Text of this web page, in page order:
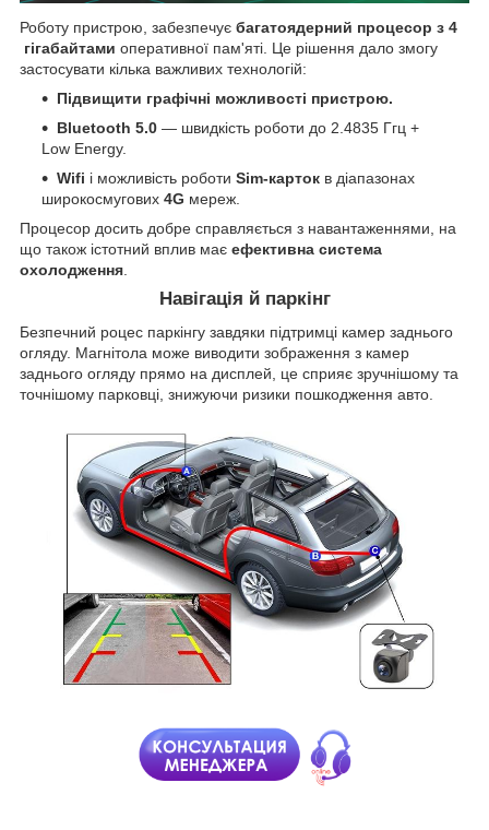
Роботу пристрою, забезпечує багатоядерний процесор з 4
гігабайтами оперативної пам'яті. Це рішення дало змогу
застосувати кілька важливих технологій:
Підвищити графічні можливості пристрою.
Bluetooth 5.0 — швидкість роботи до 2.4835 Ггц +
Low Energy.
Wifi і можливість роботи Sim-карток в діапазонах
широкосмугових 4G мереж.
Процесор досить добре справляється з навантаженнями, на
що також істотний вплив має ефективна система
охолодження.
Навігація й паркінг
Безпечний роцес паркінгу завдяки підтримці камер заднього
огляду. Магнітола може виводити зображення з камер
заднього огляду прямо на дисплей, це сприяє зручнішому та
точнішому парковці, знижуючи ризики пошкодження авто.